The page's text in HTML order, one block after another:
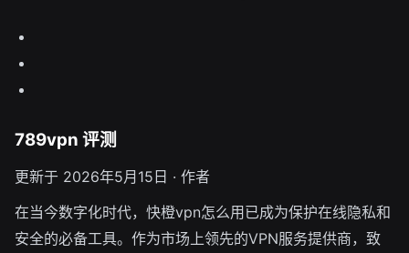
789vpn 评测
更新于 2026年5月15日 · 作者
在当今数字化时代，快橙vpn怎么用已成为保护在线隐私和
安全的必备工具。作为市场上领先的VPN服务提供商，致